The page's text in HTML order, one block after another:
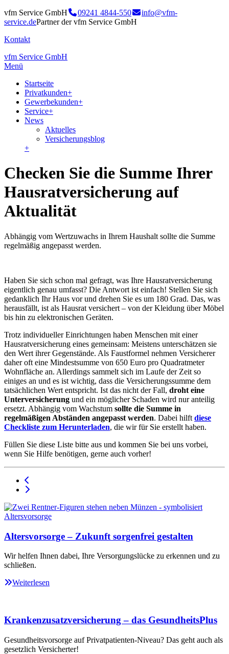
vfm Service GmbH 09241 4844-550
info@vfm-
service.dePartner der vfm Service GmbH
Kontakt
vfm Service GmbH
Menü
Startseite
Privatkunden+
Gewerbekunden+
Service+
News
Aktuelles
Versicherungsblog
+
Checken Sie die Summe Ihrer
Hausratversicherung auf
Aktualität
Abhängig vom Wertzuwachs in Ihrem Haushalt sollte die Summe
regelmäßig angepasst werden.
Haben Sie sich schon mal gefragt, was Ihre Hausratversicherung
eigentlich genau umfasst? Die Antwort ist einfach! Stellen Sie sich
gedanklich Ihr Haus vor und drehen Sie es um 180 Grad. Das, was
herausfällt, ist als Hausrat versichert – von der Kleidung über Möbel
bis hin zu elektronischen Geräten.
Trotz individueller Einrichtungen haben Menschen mit einer
Hausratversicherung eines gemeinsam: Meistens unterschätzen sie
den Wert ihrer Gegenstände. Als Faustformel nehmen Versicherer
daher oft eine Mindestsumme von 650 Euro pro Quadratmeter
Wohnfläche an. Allerdings sammelt sich im Laufe der Zeit so
einiges an und es ist wichtig, dass die Versicherungssumme dem
tatsächlichen Wert entspricht. Ist das nicht der Fall, droht eine
Unterversicherung und ein möglicher Schaden wird nur anteilig
ersetzt. Abhängig vom Wachstum sollte die Summe in
regelmäßigen Abständen angepasst werden. Dabei hilft diese
Checkliste zum Herunterladen, die wir für Sie erstellt haben.
Füllen Sie diese Liste bitte aus und kommen Sie bei uns vorbei,
wenn Sie Hilfe benötigen, gerne auch vorher!
Altersvorsorge – Zukunft sorgenfrei gestalten
Wir helfen Ihnen dabei, Ihre Versorgungslücke zu erkennen und zu
schließen.
Weiterlesen
Krankenzusatzversicherung – das GesundheitsPlus
Gesundheitsvorsorge auf Privatpatienten-Niveau? Das geht auch als
gesetzlich Versicherter!